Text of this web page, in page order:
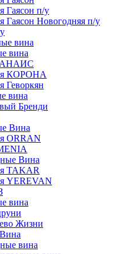
Гаясон п/у
Гаясон Новогодняя п/у
вина
вина
КОРОНА
Геворкян
вина
Бренди
Вина
ORRAN
Вина
TAKAR
YEREVAN
вина
Жизни
вина